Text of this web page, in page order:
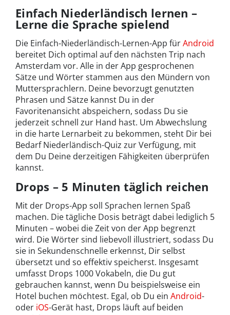
Einfach Niederländisch lernen –
Lerne die Sprache spielend
Die Einfach-Niederländisch-Lernen-App fürAndroid
bereitet Dich optimal auf den nächsten Trip nach
Amsterdam vor. Alle in der App gesprochenen
Sätze und Wörter stammen aus den Mündern von
Muttersprachlern. Deine bevorzugt genutzten
Phrasen und Sätze kannst Du in der
Favoritenansicht abspeichern, sodass Du sie
jederzeit schnell zur Hand hast. Um Abwechslung
in die harte Lernarbeit zu bekommen, steht Dir bei
Bedarf Niederländisch-Quiz zur Verfügung, mit
dem Du Deine derzeitigen Fähigkeiten überprüfen
kannst.
Drops – 5 Minuten täglich reichen
Mit der Drops-App soll Sprachen lernen Spaß
machen. Die tägliche Dosis beträgt dabei lediglich 5
Minuten – wobei die Zeit von der App begrenzt
wird. Die Wörter sind liebevoll illustriert, sodass Du
sie in Sekundenschnelle erkennst, Dir selbst
übersetzt und so effektiv speicherst. Insgesamt
umfasst Drops 1000 Vokabeln, die Du gut
gebrauchen kannst, wenn Du beispielsweise ein
Hotel buchen möchtest. Egal, ob Du ein Android-
oder iOS-Gerät hast, Drops läuft auf beiden